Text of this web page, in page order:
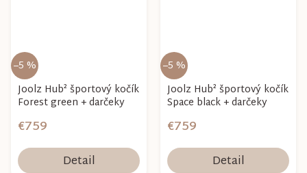
–5 %
Joolz Hub² športový kočík
Forest green + darčeky
€759
Detail
–5 %
Joolz Hub² športový kočík
Space black + darčeky
€759
Detail